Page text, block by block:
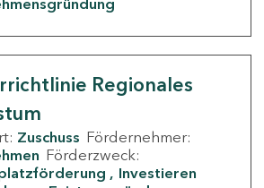
Regionales
Zuschuss Fördernehmer:
Förderzweck:
Investieren